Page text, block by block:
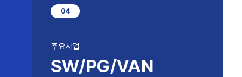
04
주요사업
SW/PG/VAN